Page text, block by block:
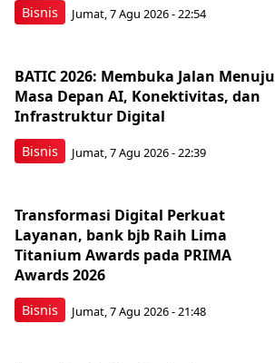
Bisnis Jumat, 7 Agu 2026 - 22:54
Bisnis
BATIC 2026: Membuka Jalan Menuju
Masa Depan AI, Konektivitas, dan
Infrastruktur Digital
Jumat, 7 Agu 2026 - 22:39
Bisnis
Transformasi Digital Perkuat
Layanan, bank bjb Raih Lima
Titanium Awards pada PRIMA
Awards 2026
Jumat, 7 Agu 2026 - 21:48